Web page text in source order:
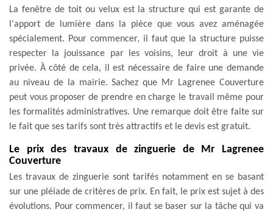
La fenêtre de toit ou velux est la structure qui est garante de
l'apport de lumière dans la pièce que vous avez aménagée
spécialement. Pour commencer, il faut que la structure puisse
respecter la jouissance par les voisins, leur droit à une vie
privée. À côté de cela, il est nécessaire de faire une demande
au niveau de la mairie. Sachez que Mr Lagrenee Couverture
peut vous proposer de prendre en charge le travail même pour
les formalités administratives. Une remarque doit être faite sur
le fait que ses tarifs sont très attractifs et le devis est gratuit.
Le prix des travaux de zinguerie de Mr Lagrenee
Couverture
Les travaux de zinguerie sont tarifés notamment en se basant
sur une pléiade de critères de prix. En fait, le prix est sujet à des
évolutions. Pour commencer, il faut se baser sur la tâche qui va